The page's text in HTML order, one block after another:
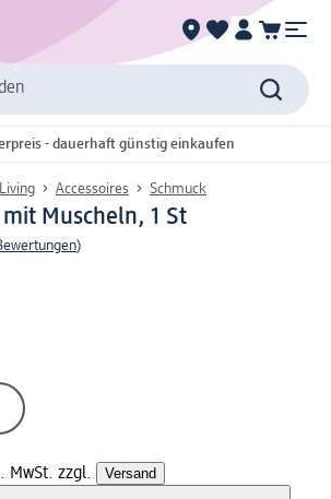
- dauerhaft günstig einkaufen
Accessoires Schmuck
Muscheln, 1 St
)
MwSt. zzgl. Versand